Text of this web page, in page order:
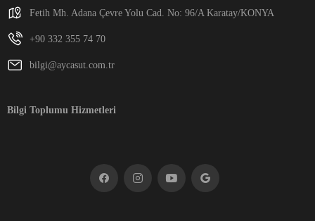
Fetih Mh. Adana Çevre Yolu Cad. No: 96/A Karatay/KONYA
+90 332 355 74 70
bilgi@aycasut.com.tr
Bilgi Toplumu Hizmetleri